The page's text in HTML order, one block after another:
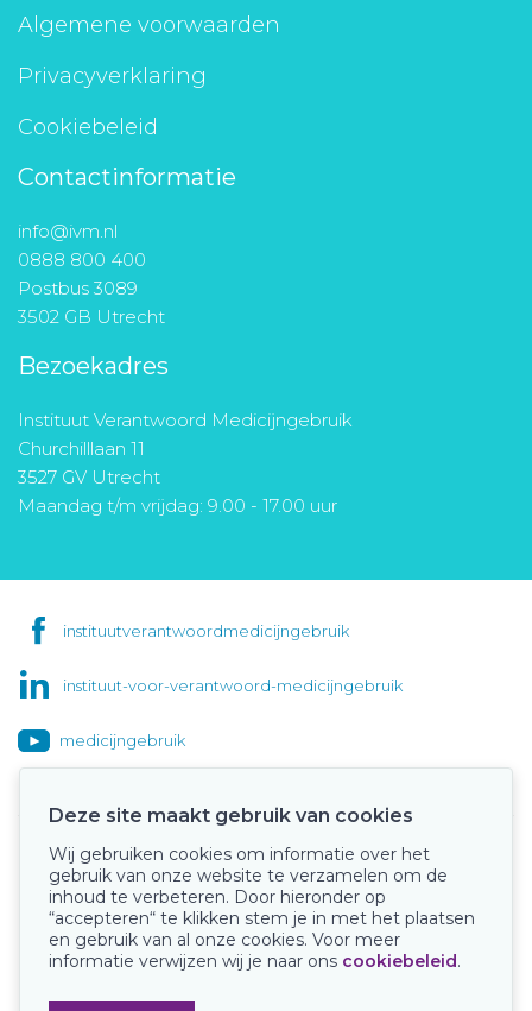
Algemene voorwaarden
Privacyverklaring
Cookiebeleid
Contactinformatie
info@ivm.nl
0888 800 400
Postbus 3089
3502 GB Utrecht
Bezoekadres
Instituut Verantwoord Medicijngebruik
Churchilllaan 11
3527 GV Utrecht
Maandag t/m vrijdag: 9.00 - 17.00 uur
instituutverantwoordmedicijngebruik
instituut-voor-verantwoord-medicijngebruik
medicijngebruik
Onze keurmerken
Deze site maakt gebruik van cookies
Wij gebruiken cookies om informatie over het
gebruik van onze website te verzamelen om de
inhoud te verbeteren. Door hieronder op
“accepteren“ te klikken stem je in met het plaatsen
en gebruik van al onze cookies. Voor meer
informatie verwijzen wij je naar ons cookiebeleid.